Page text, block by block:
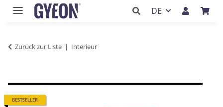
DE
Zurück zur Liste Interieur
BESTSELLER